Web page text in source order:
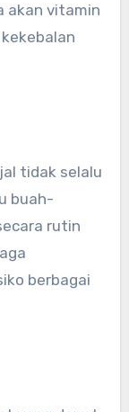
akan vitamin
tidak selalu
buah-
rutin
berbagai